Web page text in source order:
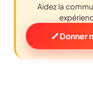
Aidez la
Donner